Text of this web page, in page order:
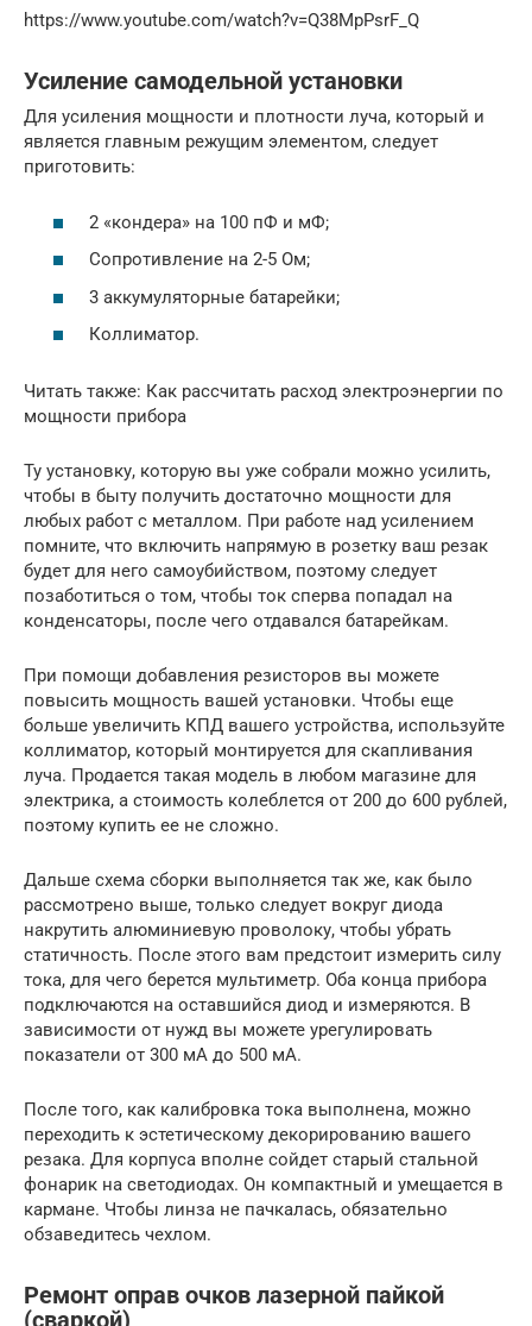
https://www.youtube.com/watch?v=Q38MpPsrF_Q
Усиление самодельной установки
Для усиления мощности и плотности луча, который и
является главным режущим элементом, следует
приготовить:
2 «кондера» на 100 пФ и мФ;
Сопротивление на 2-5 Ом;
3 аккумуляторные батарейки;
Коллиматор.
Читать также: Как рассчитать расход электроэнергии по
мощности прибора
Ту установку, которую вы уже собрали можно усилить,
чтобы в быту получить достаточно мощности для
любых работ с металлом. При работе над усилением
помните, что включить напрямую в розетку ваш резак
будет для него самоубийством, поэтому следует
позаботиться о том, чтобы ток сперва попадал на
конденсаторы, после чего отдавался батарейкам.
При помощи добавления резисторов вы можете
повысить мощность вашей установки. Чтобы еще
больше увеличить КПД вашего устройства, используйте
коллиматор, который монтируется для скапливания
луча. Продается такая модель в любом магазине для
электрика, а стоимость колеблется от 200 до 600 рублей,
поэтому купить ее не сложно.
Дальше схема сборки выполняется так же, как было
рассмотрено выше, только следует вокруг диода
накрутить алюминиевую проволоку, чтобы убрать
статичность. После этого вам предстоит измерить силу
тока, для чего берется мультиметр. Оба конца прибора
подключаются на оставшийся диод и измеряются. В
зависимости от нужд вы можете урегулировать
показатели от 300 мА до 500 мА.
После того, как калибровка тока выполнена, можно
переходить к эстетическому декорированию вашего
резака. Для корпуса вполне сойдет старый стальной
фонарик на светодиодах. Он компактный и умещается в
кармане. Чтобы линза не пачкалась, обязательно
обзаведитесь чехлом.
Ремонт оправ очков лазерной пайкой
(сваркой)